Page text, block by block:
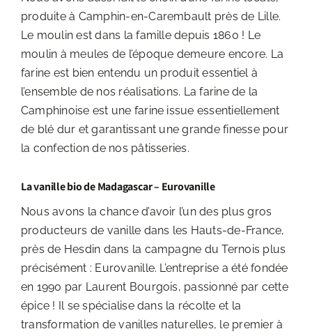
produite à Camphin-en-Carembault près de Lille.
Le moulin est dans la famille depuis 1860 ! Le
moulin à meules de l’époque demeure encore. La
farine est bien entendu un produit essentiel à
l’ensemble de nos réalisations. La farine de la
Camphinoise est une farine issue essentiellement
de blé dur et garantissant une grande finesse pour
la confection de nos pâtisseries.
La vanille bio de Madagascar – Eurovanille
Nous avons la chance d’avoir l’un des plus gros
producteurs de vanille dans les Hauts-de-France,
près de Hesdin dans la campagne du Ternois plus
précisément : Eurovanille. L’entreprise a été fondée
en 1990 par Laurent Bourgois, passionné par cette
épice ! Il se spécialise dans la récolte et la
transformation de vanilles naturelles, le premier à